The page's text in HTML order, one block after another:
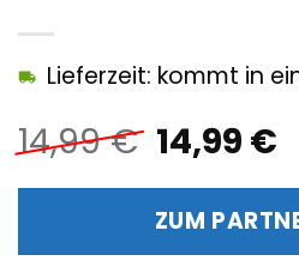
14,99€
Preis
war:
14,99 €
14,99 €
Lieferzeit: kommt in
ZUM